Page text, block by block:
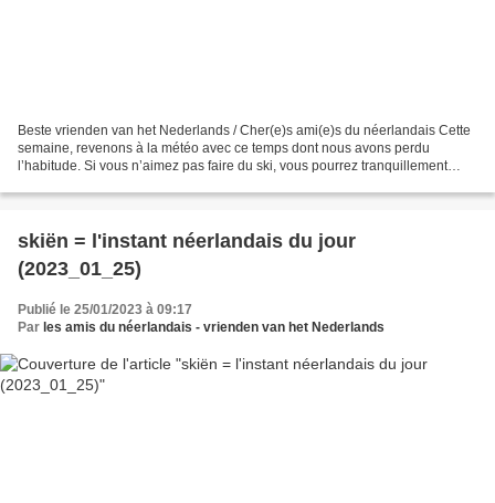
Beste vrienden van het Nederlands / Cher(e)s ami(e)s du néerlandais Cette
semaine, revenons à la météo avec ce temps dont nous avons perdu
l’habitude. Si vous n’aimez pas faire du ski, vous pourrez tranquillement
skiën = l'instant néerlandais du jour
(2023_01_25)
Publié le 25/01/2023 à 09:17
Par les amis du néerlandais - vrienden van het Nederlands